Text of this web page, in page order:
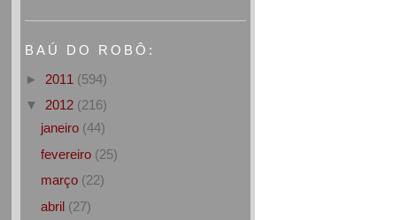
BAÚ DO ROBÔ:
► 2011 (594)
▼ 2012 (216)
janeiro (44)
fevereiro (25)
março (22)
abril (27)